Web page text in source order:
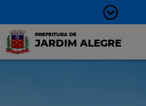
PREFEITURA DE
JARDIM ALEGRE